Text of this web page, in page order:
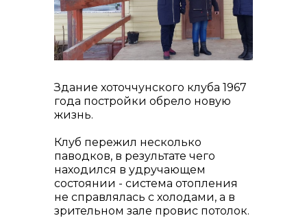
контакты отдела закупок
Контакты
Здание хоточчунского клуба 1967
года постройки обрело новую
жизнь.
Клуб пережил несколько
паводков, в результате чего
находился в удручающем
состоянии - система отопления
не справлялась с холодами, а в
зрительном зале провис потолок.